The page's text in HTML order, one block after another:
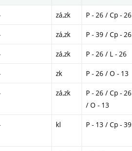
zá,zk P - 26 / Cp - 26
zá,zk P - 39 / Cp - 26
zá,zk P - 26 / L - 26
zk P - 26 / O - 13
zá,zk
P - 26 / Cp - 26
/ O - 13
kl P - 13 / Cp - 39